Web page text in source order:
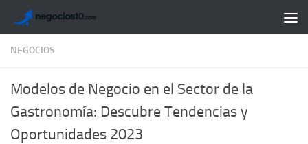
Saltar al contenido
NEGOCIOS
Modelos de Negocio en el Sector de la
Gastronomía: Descubre Tendencias y
Oportunidades 2023